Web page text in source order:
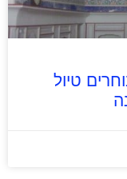
טיול